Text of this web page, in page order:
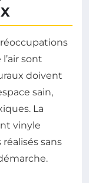
sont
doivent
sain,
La
vinyle
sans